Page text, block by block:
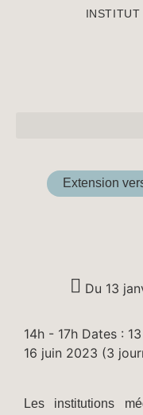
INSTITUT
Extension
Du 13
14h - 17h Dates :
16 juin 2023 (3
Les institutions